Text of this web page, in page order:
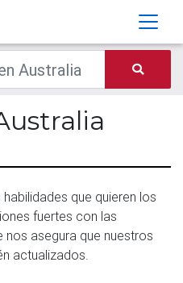
habilidades que quieren los
fuertes con las
nos asegura que nuestros
actualizados.